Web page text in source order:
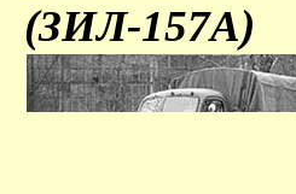
(ЗИЛ-157А)